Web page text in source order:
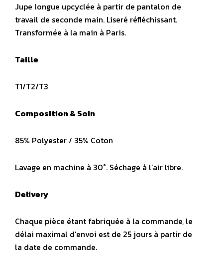
Jupe longue upcyclée à partir de pantalon de
travail de seconde main. Liseré réfléchissant.
Transformée à la main à Paris.
Taille
T1/T2/T3
Composition & Soin
85% Polyester / 35% Coton
Lavage en machine à 30°. Séchage à l’air libre.
Delivery
Chaque pièce étant fabriquée à la commande, le
délai maximal d’envoi est de 25 jours à partir de
la date de commande.